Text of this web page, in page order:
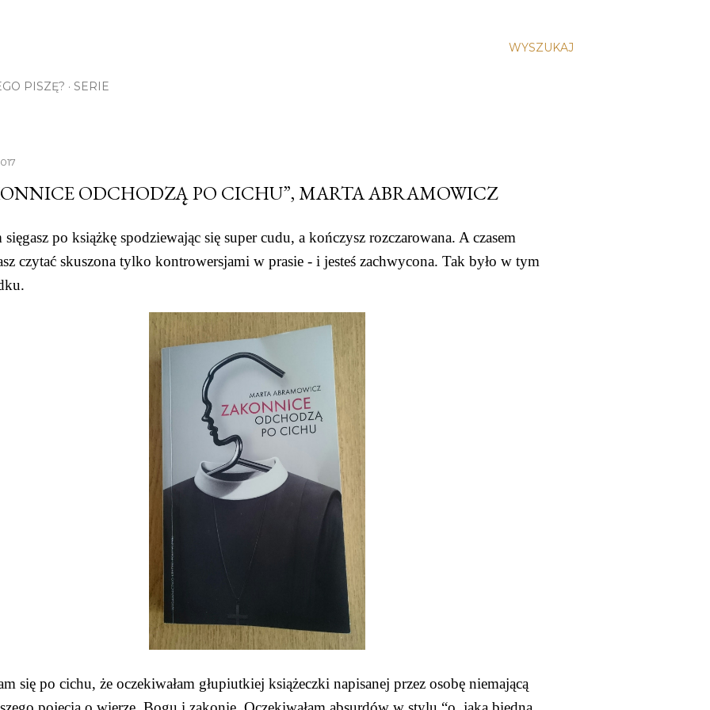
WYSZUKAJ
PISZĘ? SERIE
ODCHODZĄ PO CICHU”, MARTA ABRAMOWICZ
sięgasz po książkę spodziewając się super cudu, a kończysz rozczarowana. A czasem
czytać skuszona tylko kontrowersjami w prasie - i jesteś zachwycona. Tak było w tym
się po cichu, że oczekiwałam głupiutkiej książeczki napisanej przez osobę niemającą